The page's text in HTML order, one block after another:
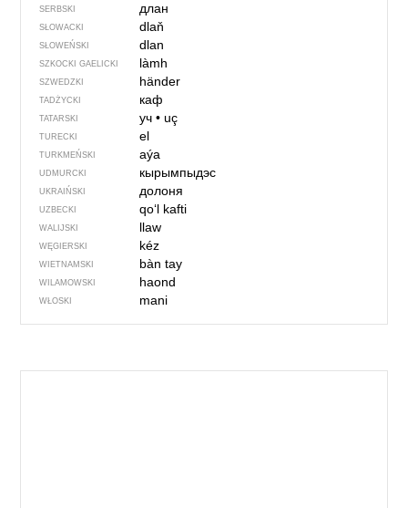
SERBSKI длан
SŁOWACKI dlaň
SŁOWEŃSKI dlan
SZKOCKI GAELICKI làmh
SZWEDZKI händer
TADŻYCKI каф
TATARSKI уч• uç
TURECKI el
TURKMEŃSKI aýa
UDMURCKI кырымпыдэс
UKRAIŃSKI долоня
UZBECKI qo‘l kafti
WALIJSKI llaw
WĘGIERSKI kéz
WIETNAMSKI bàn tay
WILAMOWSKI haond
WŁOSKI mani